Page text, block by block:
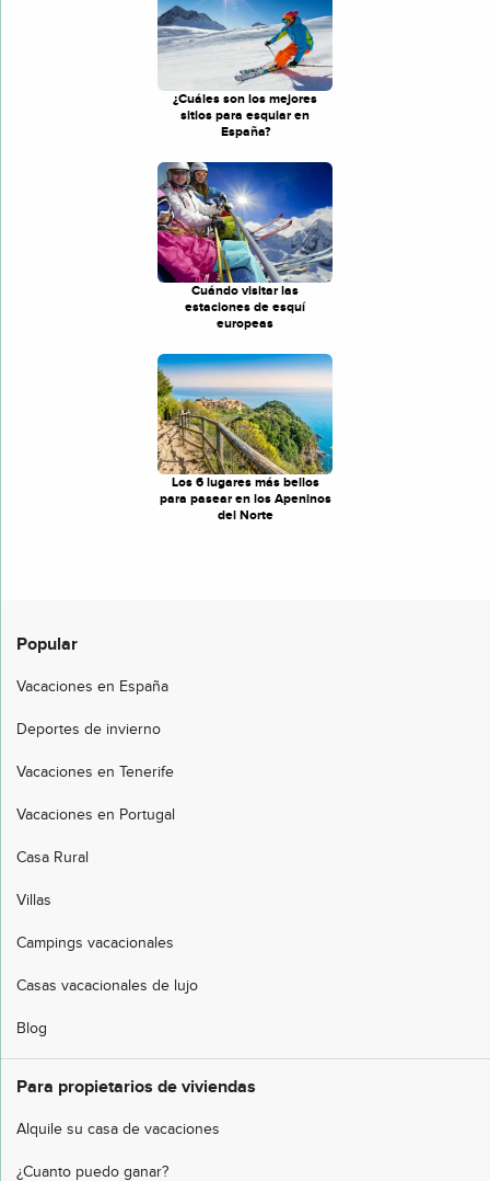
¿Cuáles son los mejores
sitios para esquiar en
España?
Cuándo visitar las
estaciones de esquí
europeas
Los 6 lugares más bellos
para pasear en los Apeninos
del Norte
Popular
Vacaciones en España
Deportes de invierno
Vacaciones en Tenerife
Vacaciones en Portugal
Casa Rural
Villas
Campings vacacionales
Casas vacacionales de lujo
Blog
Para propietarios de viviendas
Alquile su casa de vacaciones
¿Cuanto puedo ganar?